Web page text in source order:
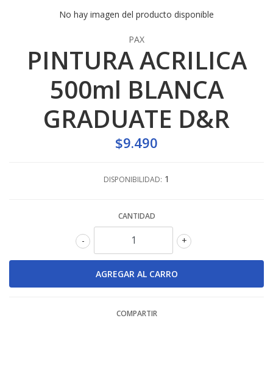
No hay imagen del producto disponible
PAX
PINTURA ACRILICA
500ml BLANCA
GRADUATE D&R
$9.490
DISPONIBILIDAD: 1
CANTIDAD
+
-
COMPARTIR